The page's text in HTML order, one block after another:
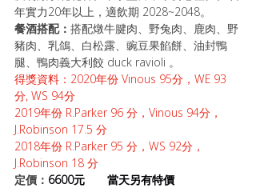
年實力20年以上，適飲期 2028~2048。
餐酒搭配： 搭配燉牛腱肉、野兔肉、鹿肉、野
豬肉、乳鴿、白松露、豌豆果餡餅、油封鴨
腿、鴨肉義大利餃 duck ravioli 。
得獎資料： 2020年份 Vinous 95分，WE 93
分, WS 94分
2019年份 R.Parker 96 分，Vinous 94分，
J.Robinson 17.5 分
2018年份 R.Parker 95 分，WS 92分，
J.Robinson 18 分
定價： 6600元       當天另有特價